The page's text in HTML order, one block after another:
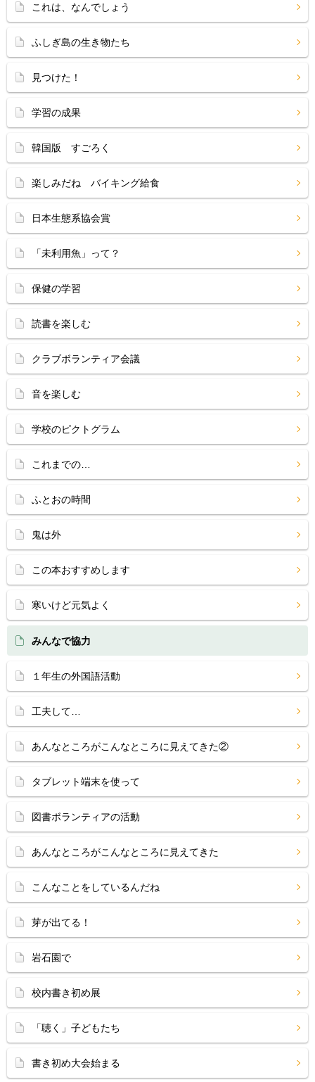
これは、なんでしょう
ふしぎ島の生き物たち
見つけた！
学習の成果
韓国版 すごろく
楽しみだね バイキング給食
日本生態系協会賞
「未利用魚」って？
保健の学習
読書を楽しむ
クラブボランティア会議
音を楽しむ
学校のピクトグラム
これまでの…
ふとおの時間
鬼は外
この本おすすめします
寒いけど元気よく
みんなで協力
１年生の外国語活動
工夫して…
あんなところがこんなところに見えてきた②
タブレット端末を使って
図書ボランティアの活動
あんなところがこんなところに見えてきた
こんなことをしているんだね
芽が出てる！
岩石園で
校内書き初め展
「聴く」子どもたち
書き初め大会始まる